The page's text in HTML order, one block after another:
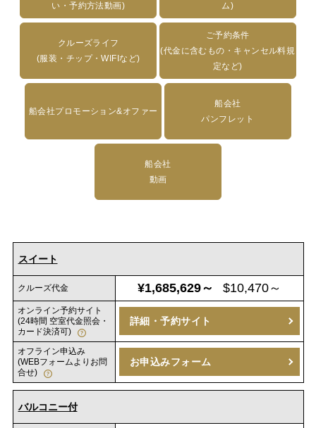
い・予約方法動画) ム)
クルーズライフ
(服装・チップ・WIFIなど)
ご予約条件
(代金に含むもの・キャンセル料規
定など)
船会社プロモーション&オファー
船会社
パンフレット
船会社
動画
スイート
クルーズ代金 ¥1,685,629～ $10,470～
オンライン予約サイト
(24時間 空室代金照会・
カード決済可)
詳細・予約サイト
オフライン申込み
(WEBフォームよりお問
合せ)
お申込みフォーム
バルコニー付